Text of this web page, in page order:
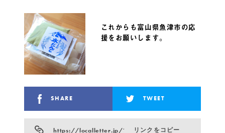
これからも富山県魚津市の応
援をお願いします。
SHARE TWEET
https://localletter.jp/?p=1027リンクをコピー